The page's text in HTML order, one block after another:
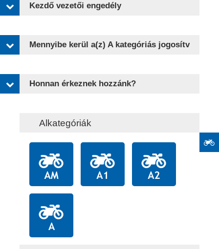
Kezdő vezetői engedély
Mennyibe kerül a(z) A kategóriás jogosítvány?
Honnan érkeznek hozzánk?
Alkategóriák